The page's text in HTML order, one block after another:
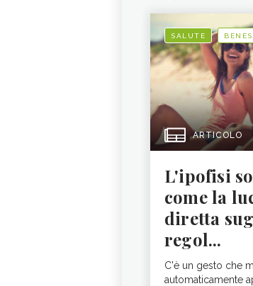
SALUTE
ARTICOLO
L'ipofisi
come la
diretta
regol...
C'è un gesto che
automaticamente